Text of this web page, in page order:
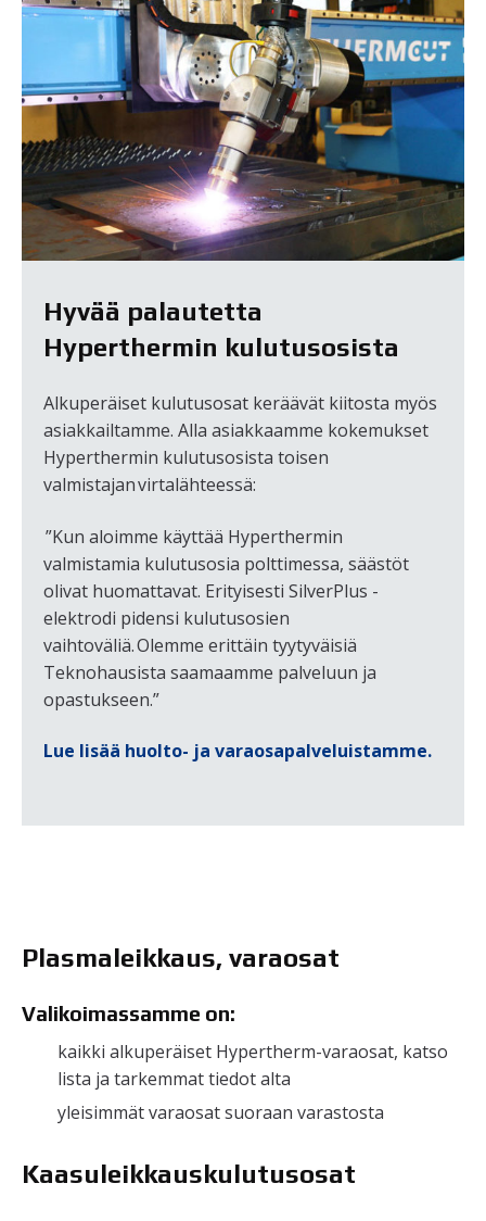
Hyvää palautetta
Hyperthermin kulutusosista
Alkuperäiset kulutusosat keräävät kiitosta myös
asiakkailtamme. Alla asiakkaamme kokemukset
Hyperthermin kulutusosista toisen
valmistajan virtalähteessä:
”Kun aloimme käyttää Hyperthermin
valmistamia kulutusosia polttimessa, säästöt
olivat huomattavat. Erityisesti SilverPlus -
elektrodi pidensi kulutusosien
vaihtoväliä. Olemme erittäin tyytyväisiä
Teknohausista saamaamme palveluun ja
opastukseen.”
Lue lisää huolto- ja varaosapalveluistamme.
Plasmaleikkaus, varaosat
Valikoimassamme on:
kaikki alkuperäiset Hypertherm-varaosat, katso
lista ja tarkemmat tiedot alta
yleisimmät varaosat suoraan varastosta
Kaasuleikkauskulutusosat